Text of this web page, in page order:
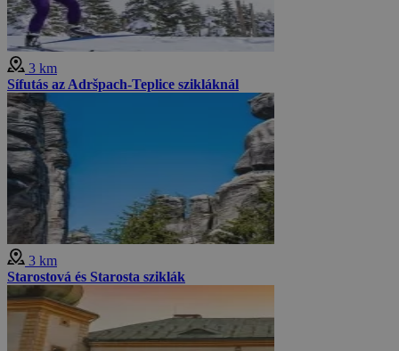
3 km
Sífutás az Adršpach-Teplice szikláknál
3 km
Starostová és Starosta sziklák